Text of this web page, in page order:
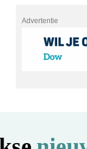
Advertentie